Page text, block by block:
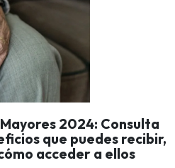
2024: Consulta
que puedes recibir,
acceder a ellos